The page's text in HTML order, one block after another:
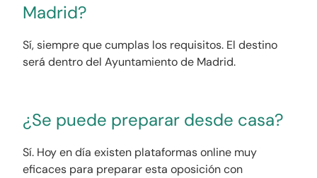
Madrid?
Sí, siempre que cumplas los requisitos. El destino
será dentro del Ayuntamiento de Madrid.
¿Se puede preparar desde casa?
Sí. Hoy en día existen plataformas online muy
eficaces para preparar esta oposición con